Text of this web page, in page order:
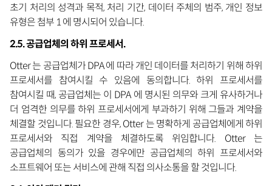
초기 처리의 성격과 목적, 처리 기간, 데이터 주체의 범주, 개인 정보
유형은 첨부 1 에 명시되어 있습니다.
2.5. 공급업체의 하위 프로세서.
Otter 는 공급업체가 DPA 에 따라 개인 데이터를 처리하기 위해 하위
프로세서를 참여시킬 수 있음에 동의합니다. 하위 프로세서를
참여시킬 때, 공급업체는 이 DPA 에 명시된 의무와 크게 유사하거나
더 엄격한 의무를 하위 프로세서에게 부과하기 위해 그들과 계약을
체결할 것입니다. 필요한 경우, Otter 는 명확하게 공급업체에게 하위
프로세서와 직접 계약을 체결하도록 위임합니다. Otter 는
공급업체의 동의가 있을 경우에만 공급업체의 하위 프로세서와
소프트웨어 또는 서비스에 관해 직접 의사소통을 할 것입니다.